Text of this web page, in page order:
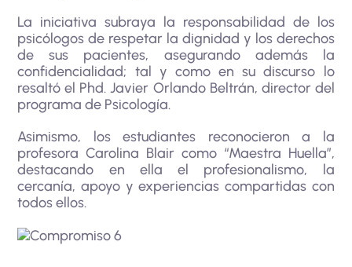
La iniciativa subraya la responsabilidad de los
psicólogos de respetar la dignidad y los derechos
de sus pacientes, asegurando además la
confidencialidad; tal y como en su discurso lo
resaltó el Phd. Javier Orlando Beltrán, director del
programa de Psicología.
Asimismo, los estudiantes reconocieron a la
profesora Carolina Blair como “Maestra Huella”,
destacando en ella el profesionalismo, la
cercanía, apoyo y experiencias compartidas con
todos ellos.